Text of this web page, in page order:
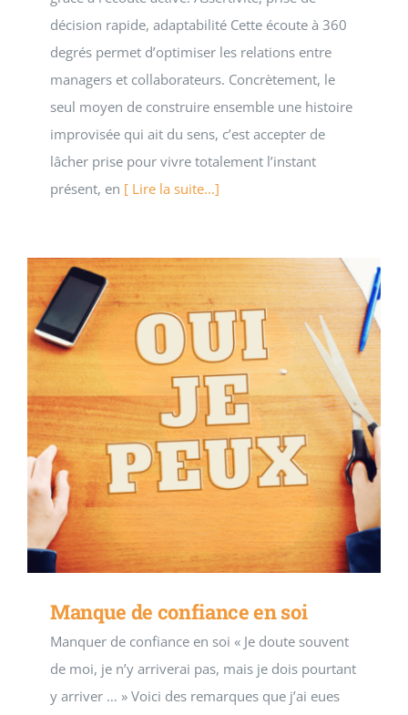
décision rapide, adaptabilité Cette écoute à 360
degrés permet d’optimiser les relations entre
managers et collaborateurs. Concrètement, le
seul moyen de construire ensemble une histoire
improvisée qui ait du sens, c’est accepter de
lâcher prise pour vivre totalement l’instant
présent, en [ Lire la suite...]
Manque de confiance en soi
Manquer de confiance en soi « Je doute souvent
de moi, je n’y arriverai pas, mais je dois pourtant
y arriver … » Voici des remarques que j’ai eues